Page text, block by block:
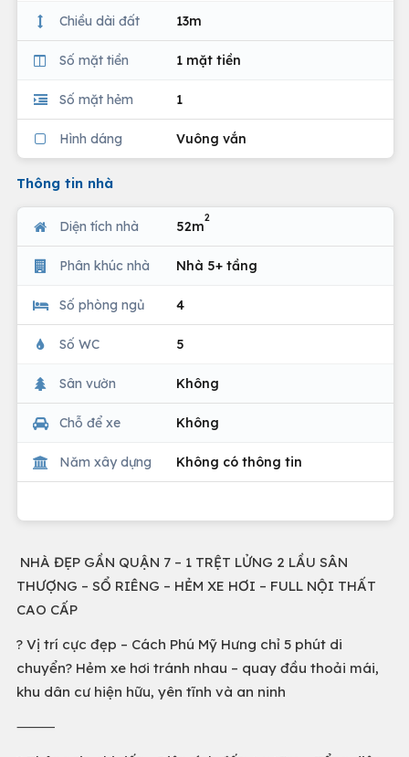
Chiều dài đất 13m
Số mặt tiền 1 mặt tiền
Số mặt hẻm 1
Hình dáng Vuông vắn
Thông tin nhà
Diện tích nhà 52m
2
Phân khúc nhà Nhà 5+ tầng
Số phòng ngủ 4
Số WC 5
Sân vườn Không
Chỗ để xe Không
Năm xây dựng Không có thông tin
NHÀ ĐẸP GẦN QUẬN 7 – 1 TRỆT LỬNG 2 LẦU SÂN
THƯỢNG – SỔ RIÊNG – HẺM XE HƠI – FULL NỘI THẤT
CAO CẤP
? Vị trí cực đẹp – Cách Phú Mỹ Hưng chỉ 5 phút di
chuyển? Hẻm xe hơi tránh nhau – quay đầu thoải mái,
khu dân cư hiện hữu, yên tĩnh và an ninh
⸻